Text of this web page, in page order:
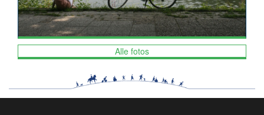
Alle fotos